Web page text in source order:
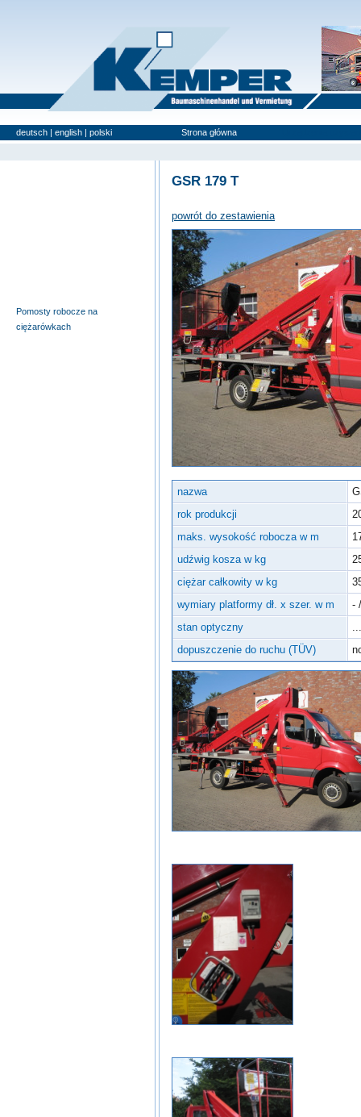
deutsch | english | polski Strona główna
Pomosty robocze na
ciężarówkach
GSR 179 T
powrót do zestawienia
nazwa
rok produkcji
maks. wysokość robocza w m
udźwig kosza w kg
ciężar całkowity w kg
wymiary platformy dł. x szer. w m
-
stan optyczny
dopuszczenie do ruchu (TÜV)